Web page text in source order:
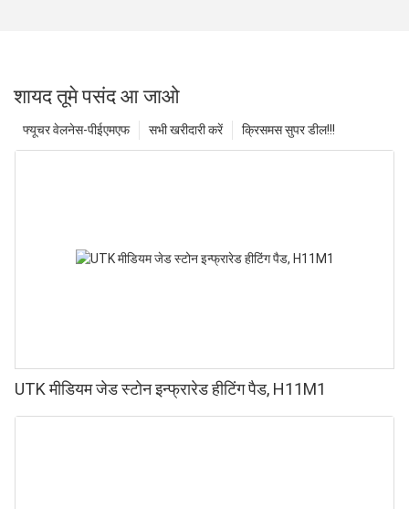
शायद तूमे पसंद आ जाओ
क्रिसमस सुपर डील!!!
सभी खरीदारी करें
फ्यूचर वेलनेस-पीईएमएफ
UTK मीडियम जेड स्टोन इन्फ्रारेड हीटिंग पैड, H11M1